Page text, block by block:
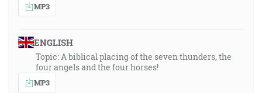
MP3
ENGLISH
Topic: A biblical placing of the seven thunders, the
four angels and the four horses!
MP3